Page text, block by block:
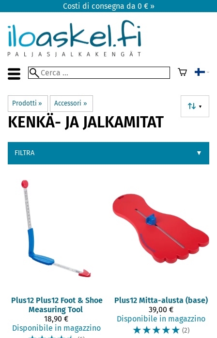
Costi di consegna da 0 € »
Prodotti ‪» Accessori ‪» ▼
KENKÄ- JA JALKAMITAT
FILTRA ▼
Plus12 Plus12 Foot & Shoe
Measuring Tool
18,90 €
Disponibile in magazzino
Plus12 Mitta-alusta (base)
39,00 €
Disponibile in magazzino
☆☆☆☆☆ (2)